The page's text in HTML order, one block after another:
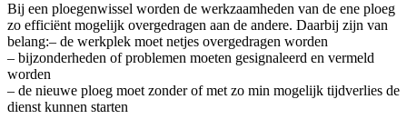
Bij een ploegenwissel worden de werkzaamheden van de ene ploeg
zo efficiënt mogelijk overgedragen aan de andere. Daarbij zijn van
belang:– de werkplek moet netjes overgedragen worden
– bijzonderheden of problemen moeten gesignaleerd en vermeld
worden
– de nieuwe ploeg moet zonder of met zo min mogelijk tijdverlies de
dienst kunnen starten